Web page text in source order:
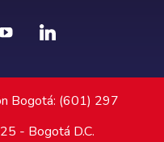
Bogotá: (601) 297
- Bogotá D.C.